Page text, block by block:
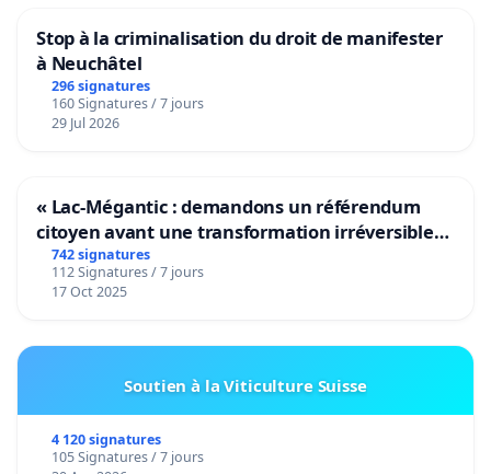
Stop à la criminalisation du droit de manifester
à Neuchâtel
296 signatures
160 Signatures / 7 jours
29 Jul 2026
« Lac-Mégantic : demandons un référendum
citoyen avant une transformation irréversible
de notre territoire »
742 signatures
112 Signatures / 7 jours
17 Oct 2025
Soutien à la Viticulture Suisse
4 120 signatures
105 Signatures / 7 jours